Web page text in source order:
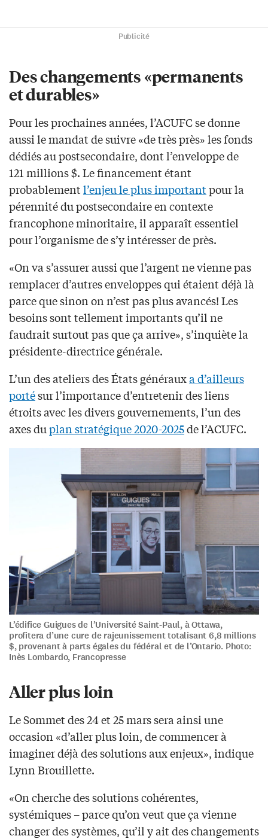
Publicité
Des changements «permanents
et durables»
Pour les prochaines années, l’ACUFC se donne
aussi le mandat de suivre «de très près» les fonds
dédiés au postsecondaire, dont l’enveloppe de
121 millions $. Le financement étant
probablementl’enjeu le plus importantpour la
pérennité du postsecondaire en contexte
francophone minoritaire, il apparaît essentiel
pour l’organisme de s’y intéresser de près.
«On va s’assurer aussi que l’argent ne vienne pas
remplacer d’autres enveloppes qui étaient déjà là
parce que sinon on n’est pas plus avancés! Les
besoins sont tellement importants qu’il ne
faudrait surtout pas que ça arrive», s’inquiète la
présidente-directrice générale.
L’un des ateliers des États générauxa d’ailleurs
portésur l’importance d’entretenir des liens
étroits avec les divers gouvernements, l’un des
axes duplan stratégique 2020-2025de l’ACUFC.
L’édifice Guigues de l’Université Saint-Paul, à Ottawa,
profitera d’une cure de rajeunissement totalisant 6,8 millions
$, provenant à parts égales du fédéral et de l’Ontario. Photo:
Inès Lombardo, Francopresse
Aller plus loin
Le Sommet des 24 et 25 mars sera ainsi une
occasion «d’aller plus loin, de commencer à
imaginer déjà des solutions aux enjeux», indique
Lynn Brouillette.
«On cherche des solutions cohérentes,
systémiques – parce qu’on veut que ça vienne
changer des systèmes, qu’il y ait des changements